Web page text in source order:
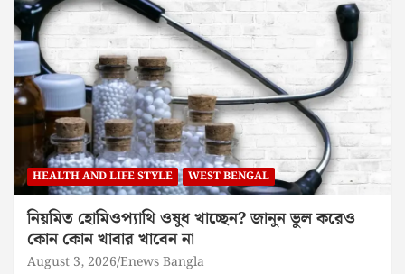
HEALTH AND LIFE STYLE WEST BENGAL
নিয়মিত হোমিওপ্যাথি ওষুধ খাচ্ছেন? জানুন ভুল করেও
কোন কোন খাবার খাবেন না
August 3, 2026 Enews Bangla